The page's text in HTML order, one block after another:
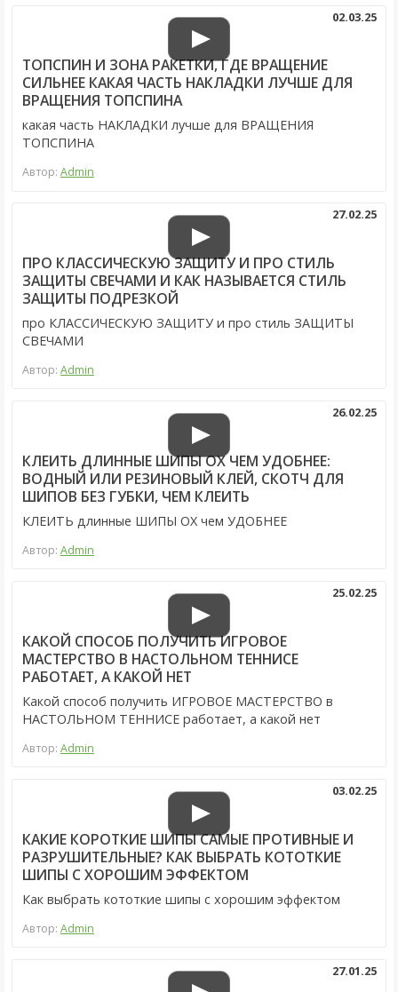
ТОПСПИН И ЗОНА РАКЕТКИ, ГДЕ ВРАЩЕНИЕ
СИЛЬНЕЕ КАКАЯ ЧАСТЬ НАКЛАДКИ ЛУЧШЕ ДЛЯ
ВРАЩЕНИЯ ТОПСПИНА
02.03.25
какая часть НАКЛАДКИ лучше для ВРАЩЕНИЯ
ТОПСПИНА
Автор: Admin
ПРО КЛАССИЧЕСКУЮ ЗАЩИТУ И ПРО СТИЛЬ
ЗАЩИТЫ СВЕЧАМИ И КАК НАЗЫВАЕТСЯ СТИЛЬ
ЗАЩИТЫ ПОДРЕЗКОЙ
27.02.25
про КЛАССИЧЕСКУЮ ЗАЩИТУ и про стиль ЗАЩИТЫ
СВЕЧАМИ
Автор: Admin
КЛЕИТЬ ДЛИННЫЕ ШИПЫ ОХ ЧЕМ УДОБНЕЕ:
ВОДНЫЙ ИЛИ РЕЗИНОВЫЙ КЛЕЙ, СКОТЧ ДЛЯ
ШИПОВ БЕЗ ГУБКИ, ЧЕМ КЛЕИТЬ
26.02.25
КЛЕИТЬ длинные ШИПЫ ОХ чем УДОБНЕЕ
Автор: Admin
КАКОЙ СПОСОБ ПОЛУЧИТЬ ИГРОВОЕ
МАСТЕРСТВО В НАСТОЛЬНОМ ТЕННИСЕ
РАБОТАЕТ, А КАКОЙ НЕТ
25.02.25
Какой способ получить ИГРОВОЕ МАСТЕРСТВО в
НАСТОЛЬНОМ ТЕННИСЕ работает, а какой нет
Автор: Admin
КАКИЕ КОРОТКИЕ ШИПЫ САМЫЕ ПРОТИВНЫЕ И
РАЗРУШИТЕЛЬНЫЕ? КАК ВЫБРАТЬ КОТОТКИЕ
ШИПЫ С ХОРОШИМ ЭФФЕКТОМ
03.02.25
Как выбрать кототкие шипы с хорошим эффектом
Автор: Admin
27.01.25